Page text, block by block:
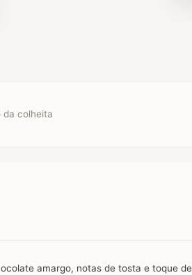
da colheita
amargo, notas de tosta e toque de